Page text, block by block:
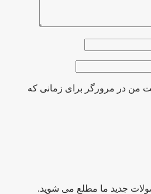
من در مرورگر برای زمانی که
جدید ما مطلع می شوید.